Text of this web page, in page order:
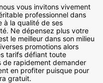
vous invitons vivement
professionnel dans
à la qualité de ses
Ne dépensez plus votre
le meilleur dans son milieu
promotions alors
tarifs défiant toute
de rapidement demander
en profiter puisque pour
gratuit.